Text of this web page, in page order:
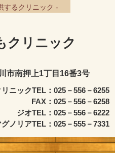
するクリニック -
クリニック
市南押上1丁目16番3号
リニックTEL：025－556－6255
FAX：025－556－6258
ジオTEL：025－556－6222
グノリアTEL：025－555－7331